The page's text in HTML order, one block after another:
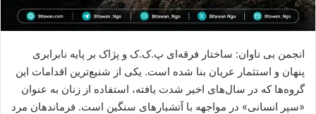
انجمن بی تاوان: ساختار فرقه‌ای پ.ک.ک و پژاک بر پایه نابرابری
پنهان و استثمار عریان بنا شده است. یکی از شنیع‌ترین اقدامات این
گروه‌ها که در سال‌های اخیر شدت یافته، استفاده از زنان به عنوان
«سپر انسانی» در مواجهه با آتشبارهای سنگین است. فرماندهان مرد